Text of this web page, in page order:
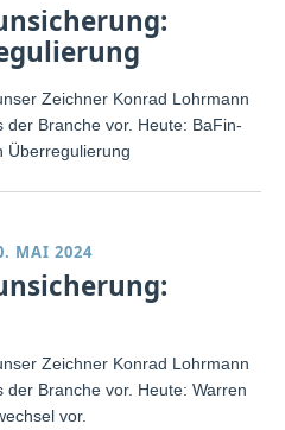
Zeichner Konrad Lohrmann
Branche vor. Heute: BaFin-
Überregulierung
MAI 2024
Zeichner Konrad Lohrmann
Branche vor. Heute: Warren
vor.